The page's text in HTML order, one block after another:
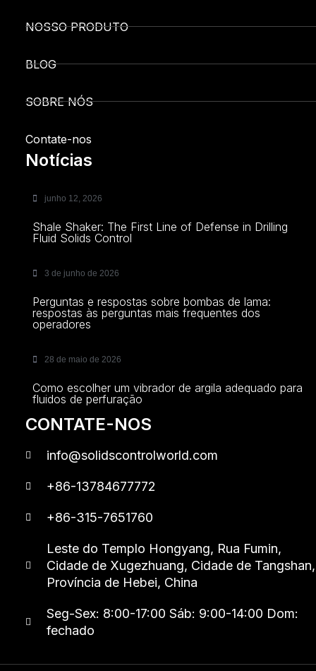
NOSSO PRODUTO
BLOG
SOBRE NÓS
Contate-nos
Notícias
junho 12, 2026
Shale Shaker: The First Line of Defense in Drilling
Fluid Solids Control
3 de junho de 2026
Perguntas e respostas sobre bombas de lama:
respostas às perguntas mais frequentes dos
operadores
28 de maio de 2026
Como escolher um vibrador de argila adequado para
fluidos de perfuração
CONTATE-NOS
info@solidscontrolworld.com
+86-13784677772
+86-315-7651760
Leste do Templo Hongyang, Rua Fumin,
Cidade de Xugezhuang, Cidade de Tangshan,
Província de Hebei, China
Seg-Sex: 8:00-17:00 Sáb: 9:00-14:00 Dom:
fechado